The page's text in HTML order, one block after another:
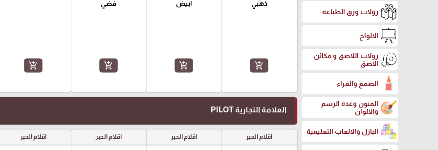
رولات ورق الطباعة
الالواح
رولات اللاصق و مكائن
الاصق
الصمغ والغراء
الفنون وعدة الرسم
والالوان
البازل والالعاب التعليمية
ذهبي
add_shopping_cart
ابيض
add_shopping_cart
فضي
add_shopping_cart
add_shopping_cart
العلامة التجارية PILOT
اقلام الحبر اقلام الحبر اقلام الحبر اقلام الحبر